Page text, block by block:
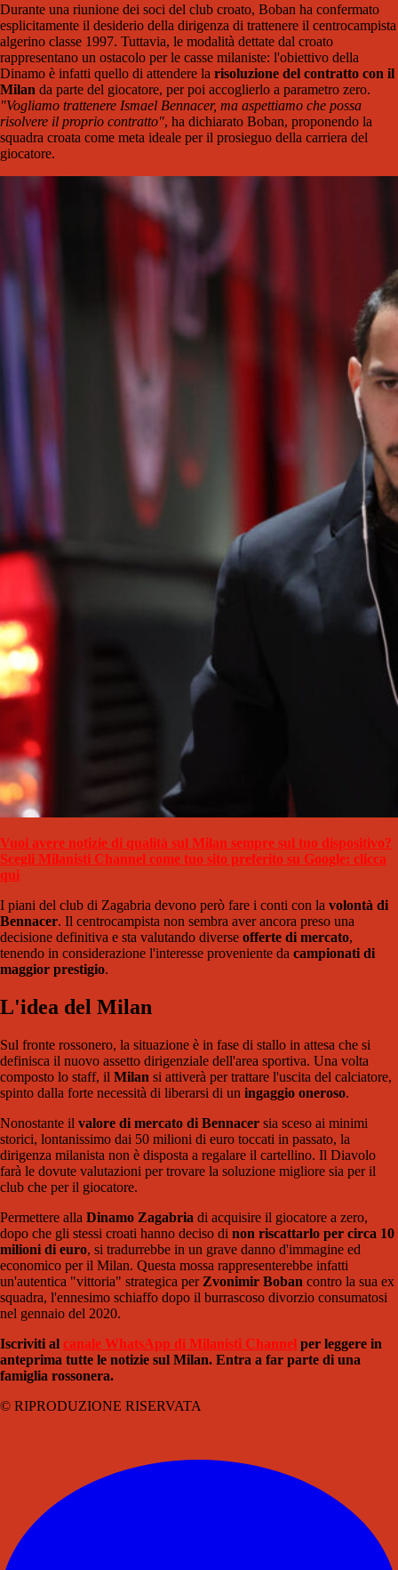
Durante una riunione dei soci del club croato, Boban ha confermato
esplicitamente il desiderio della dirigenza di trattenere il centrocampista
algerino classe 1997. Tuttavia, le modalità dettate dal croato
rappresentano un ostacolo per le casse milaniste: l'obiettivo della
Dinamo è infatti quello di attendere la risoluzione del contratto con il
Milan da parte del giocatore, per poi accoglierlo a parametro zero.
"Vogliamo trattenere Ismael Bennacer, ma aspettiamo che possa
risolvere il proprio contratto", ha dichiarato Boban, proponendo la
squadra croata come meta ideale per il prosieguo della carriera del
giocatore.
Vuoi avere notizie di qualità sul Milan sempre sul tuo dispositivo?
Scegli Milanisti Channel come tuo sito preferito su Google: clicca
qui
I piani del club di Zagabria devono però fare i conti con la volontà di
Bennacer. Il centrocampista non sembra aver ancora preso una
decisione definitiva e sta valutando diverse offerte di mercato,
tenendo in considerazione l'interesse proveniente da campionati di
maggior prestigio.
L'idea del Milan
Sul fronte rossonero, la situazione è in fase di stallo in attesa che si
definisca il nuovo assetto dirigenziale dell'area sportiva. Una volta
composto lo staff, il Milan si attiverà per trattare l'uscita del calciatore,
spinto dalla forte necessità di liberarsi di un ingaggio oneroso.
Nonostante il valore di mercato di Bennacer sia sceso ai minimi
storici, lontanissimo dai 50 milioni di euro toccati in passato, la
dirigenza milanista non è disposta a regalare il cartellino. Il Diavolo
farà le dovute valutazioni per trovare la soluzione migliore sia per il
club che per il giocatore.
Permettere alla Dinamo Zagabria di acquisire il giocatore a zero,
dopo che gli stessi croati hanno deciso di non riscattarlo per circa 10
milioni di euro, si tradurrebbe in un grave danno d'immagine ed
economico per il Milan. Questa mossa rappresenterebbe infatti
un'autentica "vittoria" strategica per Zvonimir Boban contro la sua ex
squadra, l'ennesimo schiaffo dopo il burrascoso divorzio consumatosi
nel gennaio del 2020.
Iscriviti al canale WhatsApp di Milanisti Channel per leggere in
anteprima tutte le notizie sul Milan. Entra a far parte di una
famiglia rossonera.
© RIPRODUZIONE RISERVATA